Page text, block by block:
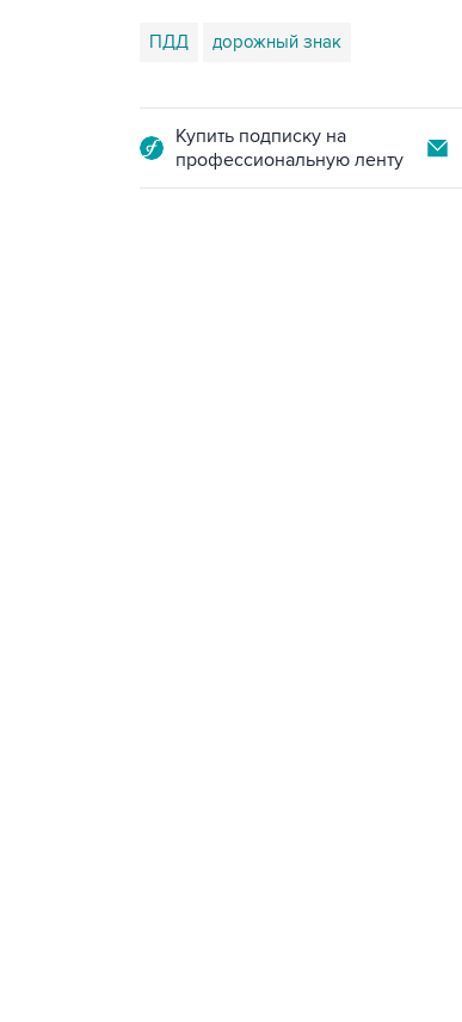
ПДД дорожный знак
Купить подписку на
профессиональную ленту